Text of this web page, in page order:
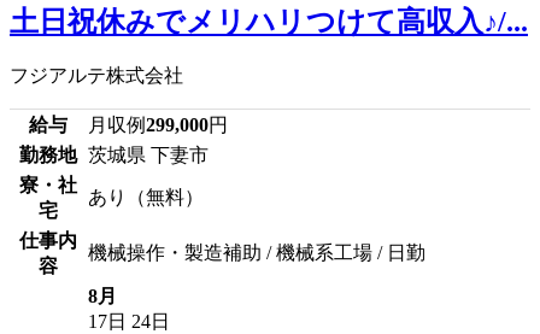
土日祝休みでメリハリつけて高収入♪/...
フジアルテ株式会社
給与 月収例299,000円
勤務地 茨城県 下妻市
寮・社
宅
あり（無料）
仕事内
容
機械操作・製造補助 / 機械系工場 / 日勤
8月
17日 24日